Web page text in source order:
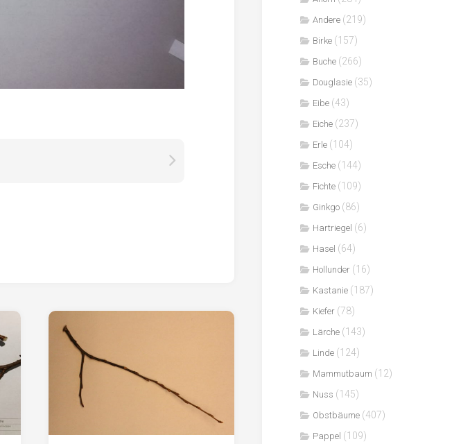
Andere (219)
Birke (157)
Buche (266)
Douglasie (35)
Eibe (43)
Eiche (237)
Erle (104)
Esche (144)
Fichte (109)
Ginkgo (86)
Hartriegel (6)
Hasel (64)
Hollunder (16)
Kastanie (187)
Kiefer (78)
Lärche (143)
Linde (124)
Mammutbaum (12)
Nuss (145)
Obstbäume (407)
Pappel (109)